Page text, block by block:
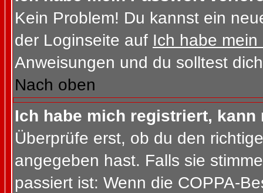
Kein Problem! Du kannst ein
der Loginseite auf Ich habe
Anweisungen und du solltest
Nach oben
Ich habe mich registriert,
Überprüfe erst, ob du den
angegeben hast. Falls sie
passiert ist: Wenn die COPPA-